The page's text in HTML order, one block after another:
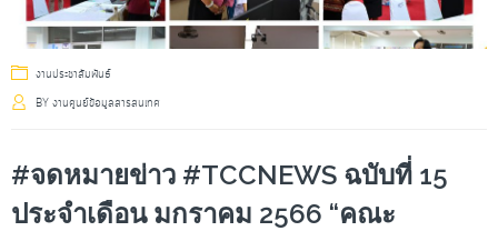
งานประชาสัมพันธ์
BY งานศูนย์ข้อมูลสารสนเทศ
#จดหมายข่าว #TCCNEWS ฉบับที่ 15
ประจำเดือน มกราคม 2566 “คณะ